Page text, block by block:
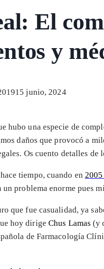
El
y
15 junio, 2024
hubo una especie de
daños que provocó a
Os cuento detalles
tiempo, cuando en
problema enorme pues
que fue casualidad, ya
hoy dirige Chus Lamas(y
de Farmacología